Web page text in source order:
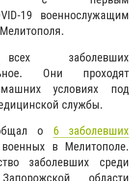
19 военнослужащим
заболевших
Они проходят
условиях под
службы.
о 6 заболевших
в Мелитополе.
заболевших среди
области